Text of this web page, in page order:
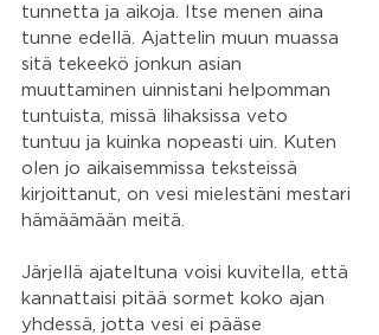
tunnetta ja aikoja. Itse menen aina
tunne edellä. Ajattelin muun muassa
sitä tekeekö jonkun asian
muuttaminen uinnistani helpomman
tuntuista, missä lihaksissa veto
tuntuu ja kuinka nopeasti uin. Kuten
olen jo aikaisemmissa teksteissä
kirjoittanut, on vesi mielestäni mestari
hämäämään meitä.
Järjellä ajateltuna voisi kuvitella, että
kannattaisi pitää sormet koko ajan
yhdessä, jotta vesi ei pääse